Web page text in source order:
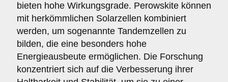
bieten hohe Wirkungsgrade. Perowskite können
mit herkömmlichen Solarzellen kombiniert
werden, um sogenannte Tandemzellen zu
bilden, die eine besonders hohe
Energieausbeute ermöglichen. Die Forschung
konzentriert sich auf die Verbesserung ihrer